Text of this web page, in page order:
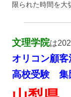
限られた時間を大
文理学院は
オリコン顧
高校受験 集